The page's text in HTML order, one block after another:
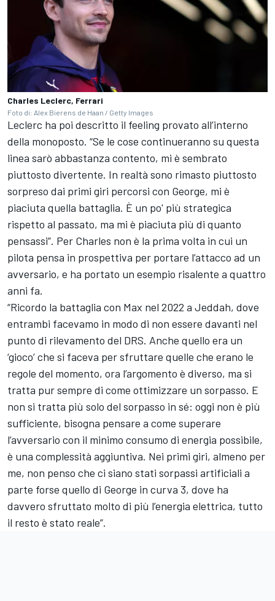
Charles Leclerc, Ferrari
Foto di: Alex Bierens de Haan / Getty Images
Leclerc ha poi descritto il feeling provato all’interno
della monoposto. “Se le cose continueranno su questa
linea sarò abbastanza contento, mi è sembrato
piuttosto divertente. In realtà sono rimasto piuttosto
sorpreso dai primi giri percorsi con George, mi è
piaciuta quella battaglia. È un po' più strategica
rispetto al passato, ma mi è piaciuta più di quanto
pensassi”. Per Charles non è la prima volta in cui un
pilota pensa in prospettiva per portare l’attacco ad un
avversario, e ha portato un esempio risalente a quattro
anni fa.
“Ricordo la battaglia con Max nel 2022 a Jeddah, dove
entrambi facevamo in modo di non essere davanti nel
punto di rilevamento del DRS. Anche quello era un
‘gioco’ che si faceva per sfruttare quelle che erano le
regole del momento, ora l’argomento è diverso, ma si
tratta pur sempre di come ottimizzare un sorpasso. E
non si tratta più solo del sorpasso in sé: oggi non è più
sufficiente, bisogna pensare a come superare
l’avversario con il minimo consumo di energia possibile,
è una complessità aggiuntiva. Nei primi giri, almeno per
me, non penso che ci siano stati sorpassi artificiali a
parte forse quello di George in curva 3, dove ha
davvero sfruttato molto di più l’energia elettrica, tutto
il resto è stato reale”.